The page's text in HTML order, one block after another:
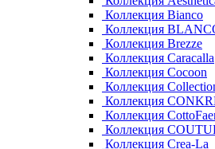
Коллекция Bianco
Коллекция
Коллекция Brezze
Коллекция Caracalla
Коллекция Cocoon
Коллекция
Коллекция
Коллекция
Коллекция
Коллекция Crea-La